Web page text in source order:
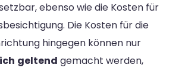
ebenso wie die Kosten für
Die Kosten für die
hingegen können nur
geltend gemacht werden,